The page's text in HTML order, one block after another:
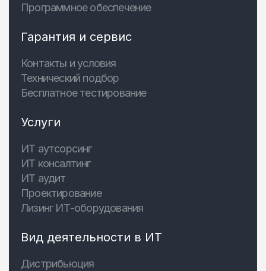
Программное обеспечение
Гарантия и сервис
Контакты и условия
Технический подбор
Бесплатное тестирование
Услуги
ИТ аутсорсинг
ИТ консалтинг
ИТ аудит
Проектирование
Лизинг ИТ-оборудования
Вид деятельности в ИТ
Дистрибьюция